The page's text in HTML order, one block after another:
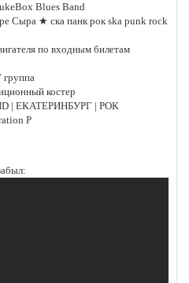
Blues Band
Сыра ★ ска панк рок ska punk rock
по входным билетам
группа
костер
| ЕКАТЕРИНБУРГ | РОК
P